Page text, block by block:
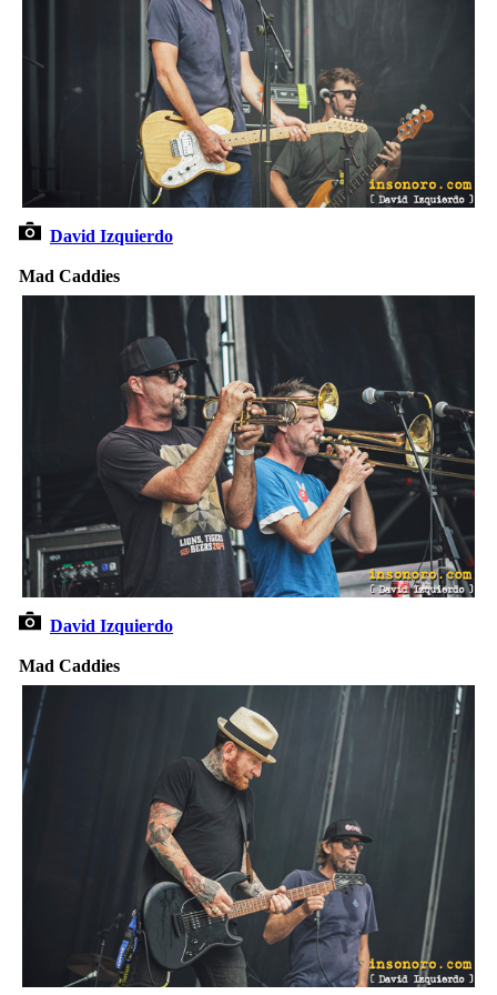
David Izquierdo
Mad Caddies
David Izquierdo
Mad Caddies